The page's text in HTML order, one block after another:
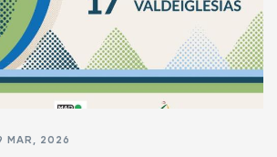
MAR, 2026